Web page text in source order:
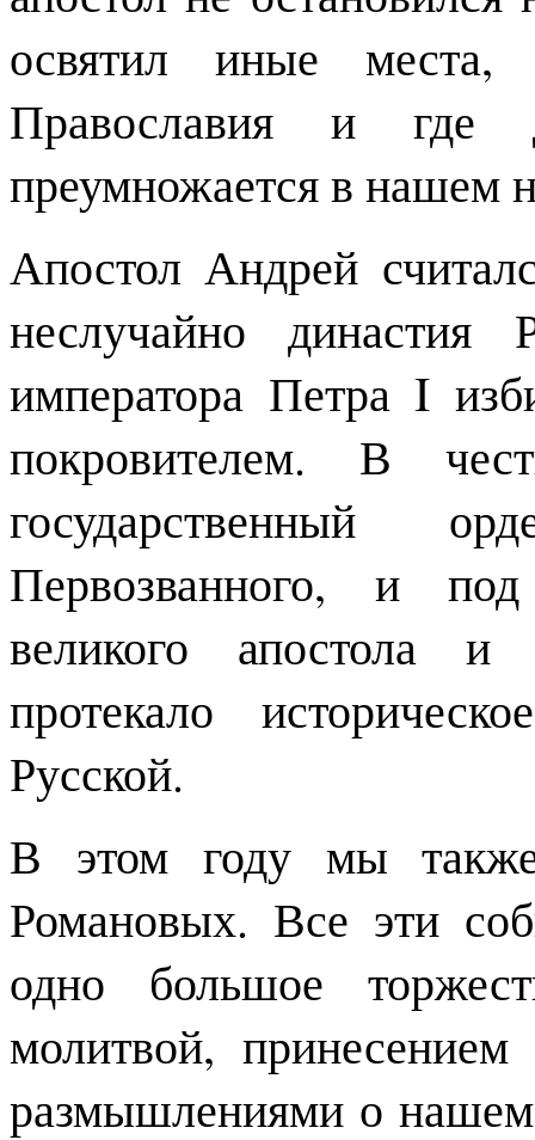
освятил иные места,
Православия и
преумножается в нашем
Апостол Андрей
неслучайно династия
императора Петра I
покровителем. В
Первозванного, и
великого апостола и
протекало
Русской.
В этом году мы
Романовых. Все эти
одно большое
молитвой,
размышлениями о нашем